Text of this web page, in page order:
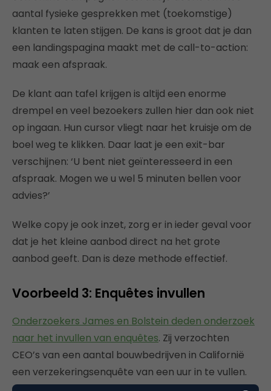
aantal fysieke gesprekken met (toekomstige)
klanten te laten stijgen. De kans is groot dat je dan
een landingspagina maakt met de call-to-action:
maak een afspraak.
De klant aan tafel krijgen is altijd een enorme
drempel en veel bezoekers zullen hier dan ook niet
op ingaan. Hun cursor vliegt naar het kruisje om de
boel weg te klikken. Daar laat je een exit-bar
verschijnen: ‘U bent niet geïnteresseerd in een
afspraak. Mogen we u wel 5 minuten bellen voor
advies?’
Welke copy je ook inzet, zorg er in ieder geval voor
dat je het kleine aanbod direct na het grote
aanbod geeft. Dan is deze methode effectief.
Voorbeeld 3: Enquêtes invullen
Onderzoekers James en Bolstein deden onderzoek
naar het invullen van enquêtes. Zij verzochten
CEO’s van een aantal bouwbedrijven in Californië
een verzekeringsenquête van een uur in te vullen.